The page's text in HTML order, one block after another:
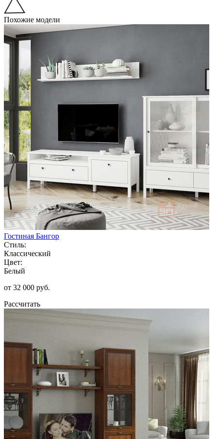
Похожие модели
Гостиная Бангор
Стиль:
Классический
Цвет:
Белый
от 32 000 руб.
Рассчитать